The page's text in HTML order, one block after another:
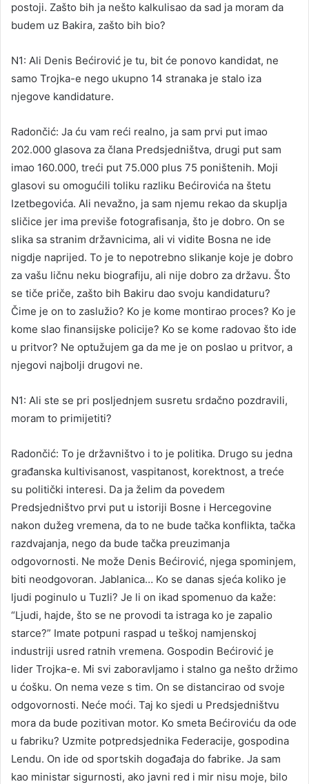
postoji. Zašto bih ja nešto kalkulisao da sad ja moram da
budem uz Bakira, zašto bih bio?
N1: Ali Denis Bećirović je tu, bit će ponovo kandidat, ne
samo Trojka-e nego ukupno 14 stranaka je stalo iza
njegove kandidature.
Radončić: Ja ću vam reći realno, ja sam prvi put imao
202.000 glasova za člana Predsjedništva, drugi put sam
imao 160.000, treći put 75.000 plus 75 poništenih. Moji
glasovi su omogućili toliku razliku Bećirovića na štetu
Izetbegovića. Ali nevažno, ja sam njemu rekao da skuplja
sličice jer ima previše fotografisanja, što je dobro. On se
slika sa stranim državnicima, ali vi vidite Bosna ne ide
nigdje naprijed. To je to nepotrebno slikanje koje je dobro
za vašu ličnu neku biografiju, ali nije dobro za državu. Što
se tiče priče, zašto bih Bakiru dao svoju kandidaturu?
Čime je on to zaslužio? Ko je kome montirao proces? Ko je
kome slao finansijske policije? Ko se kome radovao što ide
u pritvor? Ne optužujem ga da me je on poslao u pritvor, a
njegovi najbolji drugovi ne.
N1: Ali ste se pri posljednjem susretu srdačno pozdravili,
moram to primijetiti?
Radončić: To je državništvo i to je politika. Drugo su jedna
građanska kultivisanost, vaspitanost, korektnost, a treće
su politički interesi. Da ja želim da povedem
Predsjedništvo prvi put u istoriji Bosne i Hercegovine
nakon dužeg vremena, da to ne bude tačka konflikta, tačka
razdvajanja, nego da bude tačka preuzimanja
odgovornosti. Ne može Denis Bećirović, njega spominjem,
biti neodgovoran. Jablanica… Ko se danas sjeća koliko je
ljudi poginulo u Tuzli? Je li on ikad spomenuo da kaže:
“Ljudi, hajde, što se ne provodi ta istraga ko je zapalio
starce?” Imate potpuni raspad u teškoj namjenskoj
industriji usred ratnih vremena. Gospodin Bećirović je
lider Trojka-e. Mi svi zaboravljamo i stalno ga nešto držimo
u ćošku. On nema veze s tim. On se distancirao od svoje
odgovornosti. Neće moći. Taj ko sjedi u Predsjedništvu
mora da bude pozitivan motor. Ko smeta Bećiroviću da ode
u fabriku? Uzmite potpredsjednika Federacije, gospodina
Lendu. On ide od sportskih događaja do fabrike. Ja sam
kao ministar sigurnosti, ako javni red i mir nisu moje, bilo